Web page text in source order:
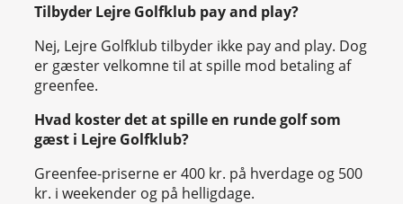
Tilbyder Lejre Golfklub pay and play?
Nej, Lejre Golfklub tilbyder ikke pay and play. Dog
er gæster velkomne til at spille mod betaling af
greenfee.
Hvad koster det at spille en runde golf som
gæst i Lejre Golfklub?
Greenfee-priserne er 400 kr. på hverdage og 500
kr. i weekender og på helligdage.